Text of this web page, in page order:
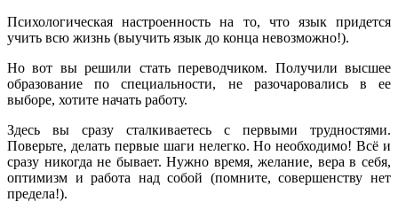
Психологическая настроенность на то, что язык придется
учить всю жизнь (выучить язык до конца невозможно!).
Но вот вы решили стать переводчиком. Получили высшее
образование по специальности, не разочаровались в ее
выборе, хотите начать работу.
Здесь вы сразу сталкиваетесь с первыми трудностями.
Поверьте, делать первые шаги нелегко. Но необходимо! Всё и
сразу никогда не бывает. Нужно время, желание, вера в себя,
оптимизм и работа над собой (помните, совершенству нет
предела!).